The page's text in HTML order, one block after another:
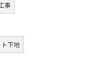
事
下地